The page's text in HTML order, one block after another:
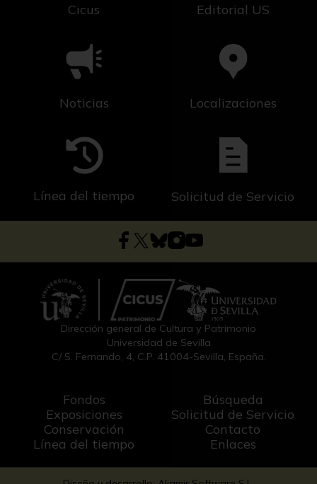
Cicus Editorial US
Noticias Localizaciones
Línea del tiempo Solicitud de Servicio
Dirección general de Cultura y Patrimonio
Universidad de Sevilla
C/ S. Fernando, 4, C.P. 41004-Sevilla, España.
Fondos
Exposiciones
Conservación
Línea del tiempo
Búsqueda
Solicitud de Servicio
Contacto
Enlaces